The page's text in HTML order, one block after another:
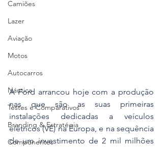
Camiões
Lazer
Aviação
Motos
Autocarros
Náutica
Testes e Comparativos
Branding & Estratégia
Componentes
A Ford arrancou hoje com a produção
nas que são as suas primeiras
instalações dedicadas a veículos
elétricos (VE) na Europa, e na sequência
de um investimento de 2 mil milhões